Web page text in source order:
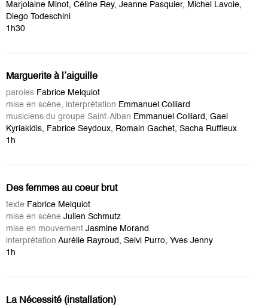
Marjolaine Minot, Céline Rey, Jeanne Pasquier, Michel Lavoie,
Diego Todeschini
1h30
Marguerite à l’aiguille
paroles Fabrice Melquiot
mise en scène, interprétation Emmanuel Colliard
musiciens du groupe Saint-Alban Emmanuel Colliard, Gael
Kyriakidis, Fabrice Seydoux, Romain Gachet, Sacha Ruffieux
1h
Des femmes au coeur brut
texte Fabrice Melquiot
mise en scène Julien Schmutz
mise en mouvement Jasmine Morand
interprétation Aurélie Rayroud, Selvi Purro, Yves Jenny
1h
La Nécessité (installation)